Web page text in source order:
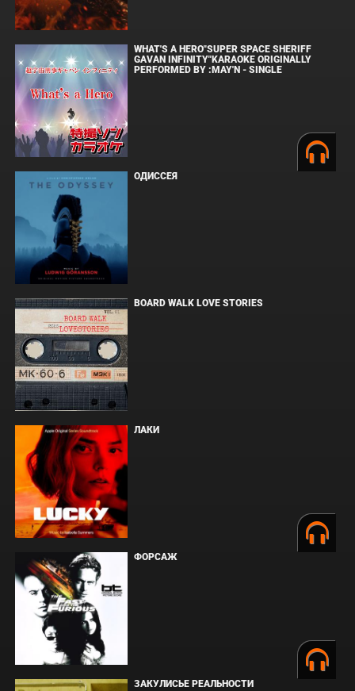
WHAT'S A HERO"SUPER SPACE SHERIFF
GAVAN INFINITY"KARAOKE ORIGINALLY
PERFORMED BY :MAY'N - SINGLE
ОДИССЕЯ
BOARD WALK LOVE STORIES
ЛАКИ
ФОРСАЖ
ЗАКУЛИСЬЕ РЕАЛЬНОСТИ